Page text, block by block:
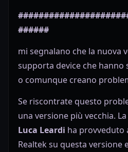
######
mi segnalano che la nuova
supporta device che hanno
o comunque creano
Se riscontrate questo
una versione più vecchia.
Luca Leardi ha
Realtek su questa versione